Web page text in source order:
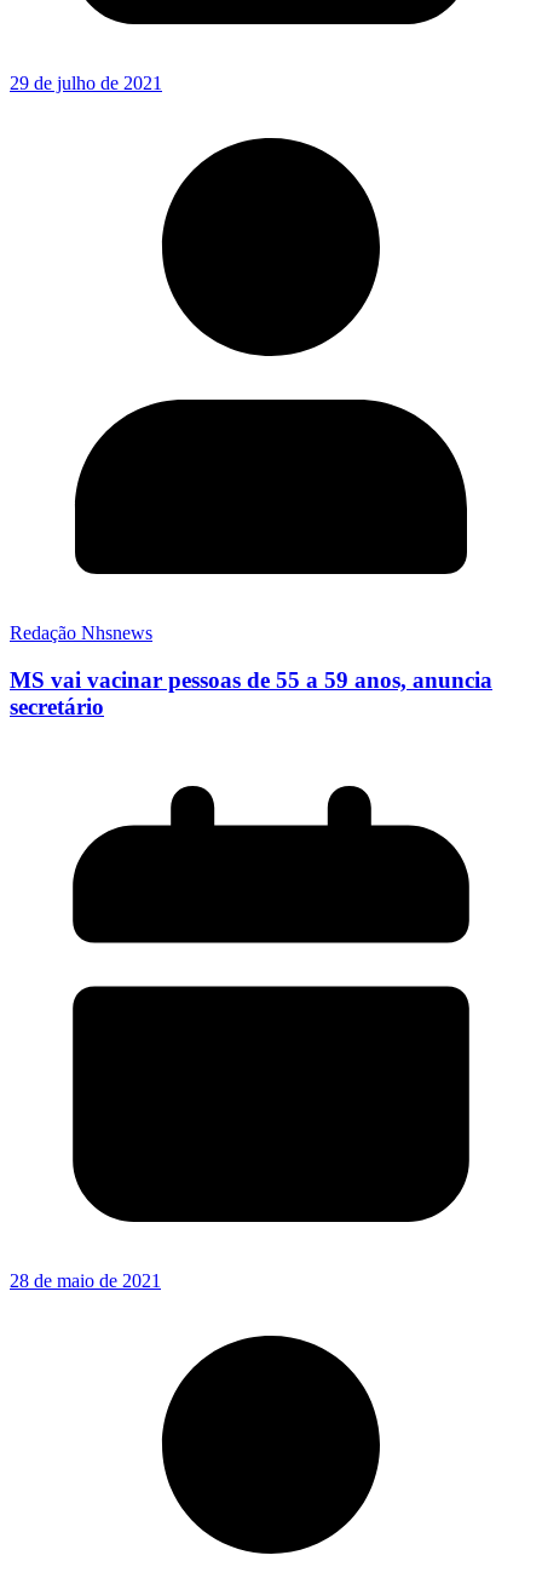
29 de julho de 2021
Redação Nhsnews
MS vai vacinar pessoas de 55 a 59 anos, anuncia
secretário
28 de maio de 2021